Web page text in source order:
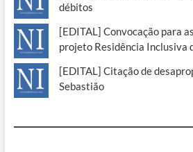
débitos
[EDITAL] Convocação para
projeto Residência Inclusiva
[EDITAL] Citação de
Sebastião